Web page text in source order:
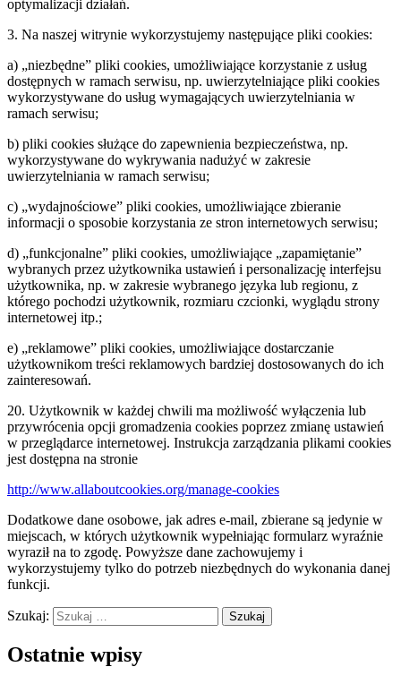
optymalizacji działań.
3. Na naszej witrynie wykorzystujemy następujące pliki cookies:
a) „niezbędne” pliki cookies, umożliwiające korzystanie z usług
dostępnych w ramach serwisu, np. uwierzytelniające pliki cookies
wykorzystywane do usług wymagających uwierzytelniania w
ramach serwisu;
b) pliki cookies służące do zapewnienia bezpieczeństwa, np.
wykorzystywane do wykrywania nadużyć w zakresie
uwierzytelniania w ramach serwisu;
c) „wydajnościowe” pliki cookies, umożliwiające zbieranie
informacji o sposobie korzystania ze stron internetowych serwisu;
d) „funkcjonalne” pliki cookies, umożliwiające „zapamiętanie”
wybranych przez użytkownika ustawień i personalizację interfejsu
użytkownika, np. w zakresie wybranego języka lub regionu, z
którego pochodzi użytkownik, rozmiaru czcionki, wyglądu strony
internetowej itp.;
e) „reklamowe” pliki cookies, umożliwiające dostarczanie
użytkownikom treści reklamowych bardziej dostosowanych do ich
zainteresowań.
20. Użytkownik w każdej chwili ma możliwość wyłączenia lub
przywrócenia opcji gromadzenia cookies poprzez zmianę ustawień
w przeglądarce internetowej. Instrukcja zarządzania plikami cookies
jest dostępna na stronie
http://www.allaboutcookies.org/manage-cookies
Dodatkowe dane osobowe, jak adres e-mail, zbierane są jedynie w
miejscach, w których użytkownik wypełniając formularz wyraźnie
wyraził na to zgodę. Powyższe dane zachowujemy i
wykorzystujemy tylko do potrzeb niezbędnych do wykonania danej
funkcji.
Szukaj:
Ostatnie wpisy